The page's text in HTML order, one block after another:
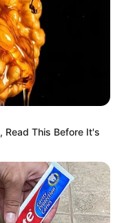
Read This Before It's